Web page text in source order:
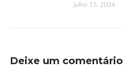
julho 15, 2026
Deixe um comentário